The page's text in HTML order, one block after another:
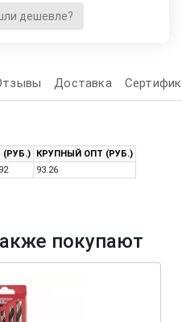
дешевле?
Доставка
(РУБ.)
КРУПНЫЙ ОПТ (РУБ.)
93.26
покупают